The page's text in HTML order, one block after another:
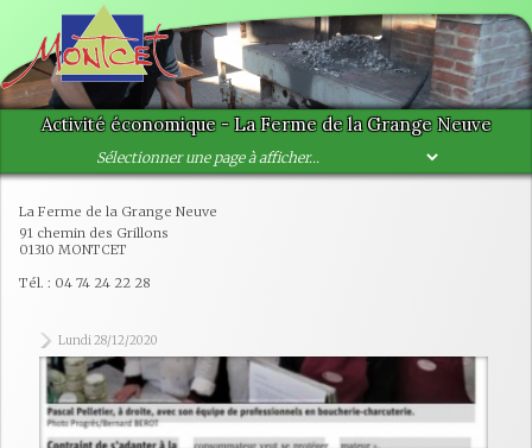
Activité économique - La Ferme de la Grange Neuve
La Ferme de la Grange Neuve
91 chemin des Grillons
01310 MONTCET
Tél. : 04 74 24 22 28
Lundi 28/12/2020